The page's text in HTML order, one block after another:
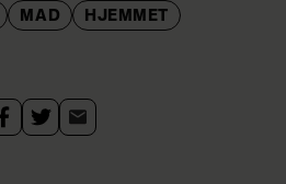
MAD HJEMMET